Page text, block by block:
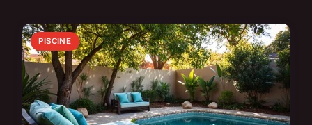
PISCINE